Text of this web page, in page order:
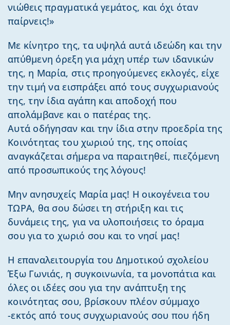
νιώθεις πραγματικά γεμάτος, και όχι όταν
παίρνεις!»
Με κίνητρο της, τα υψηλά αυτά ιδεώδη και την
απύθμενη όρεξη για μάχη υπέρ των ιδανικών
της, η Μαρία, στις προηγούμενες εκλογές, είχε
την τιμή να εισπράξει από τους συγχωριανούς
της, την ίδια αγάπη και αποδοχή που
απολάμβανε και ο πατέρας της.
Αυτά οδήγησαν και την ίδια στην προεδρία της
Κοινότητας του χωριού της, της οποίας
αναγκάζεται σήμερα να παραιτηθεί, πιεζόμενη
από προσωπικούς της λόγους!
Μην ανησυχείς Μαρία μας! Η οικογένεια του
ΤΩΡΑ, θα σου δώσει τη στήριξη και τις
δυνάμεις της, για να υλοποιήσεις το όραμα
σου για το χωριό σου και το νησί μας!
Η επαναλειτουργία του Δημοτικού σχολείου
Έξω Γωνιάς, η συγκοινωνία, τα μονοπάτια και
όλες οι ιδέες σου για την ανάπτυξη της
κοινότητας σου, βρίσκουν πλέον σύμμαχο
-εκτός από τους συγχωριανούς σου που ήδη